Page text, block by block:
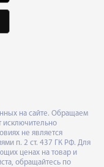
на сайте. Обращаем
исключительно
не является
п. 2 ст. 437 ГК РФ. Для
ценах на товар и
обращайтесь по